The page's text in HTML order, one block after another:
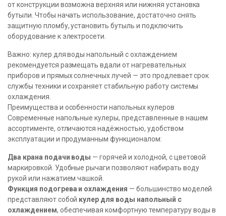
от конструкции возможна верхняя или нижняя установка
бутыли. Чтобы начать использование, достаточно снять
защитную пломбу, установить бутыль и подключить
оборудование к электросети.
Важно: кулер для воды напольный с охлаждением
рекомендуется размещать вдали от нагревательных
приборов и прямых солнечных лучей — это продлевает срок
службы техники и сохраняет стабильную работу системы
охлаждения.
Преимущества и особенности напольных кулеров
Современные напольные кулеры, представленные в нашем
ассортименте, отличаются надёжностью, удобством
эксплуатации и продуманным функционалом:
Два крана подачи воды — горячей и холодной, с цветовой
маркировкой. Удобные рычаги позволяют набирать воду
рукой или нажатием чашкой.
Функция подогрева и охлаждения — большинство моделей
представляют собой кулер для воды напольный с
охлаждением, обеспечивая комфортную температуру воды в